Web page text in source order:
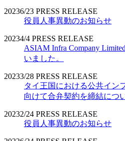
20236/23 PRESS RELEASE
役員人事異動のお知らせ
20234/4 PRESS RELEASE
ASIAM Infra Company
いました。
20233/28 PRESS RELEASE
タイ王国における公共イン
向けて合弁契約を締結につ
20232/24 PRESS RELEASE
役員人事異動のお知らせ